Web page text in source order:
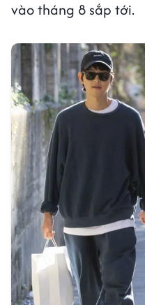
vào tháng 8 sắp tới.